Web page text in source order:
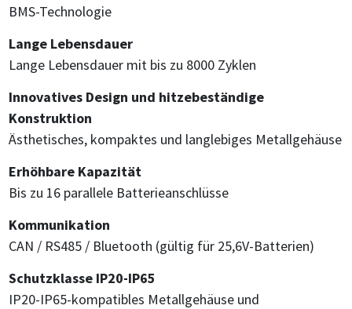
BMS-Technologie
Lange Lebensdauer
Lange Lebensdauer mit bis zu 8000 Zyklen
Innovatives Design und hitzebeständige
Konstruktion
Ästhetisches, kompaktes und langlebiges Metallgehäuse
Erhöhbare Kapazität
Bis zu 16 parallele Batterieanschlüsse
Kommunikation
CAN / RS485 / Bluetooth (gültig für 25,6V-Batterien)
Schutzklasse IP20-IP65
IP20-IP65-kompatibles Metallgehäuse und